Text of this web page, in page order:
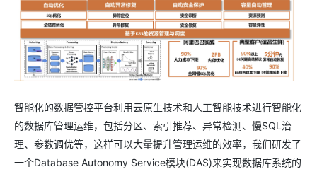
智能化的数据管控平台利用云原生技术和人工智能技术进行智能化
的数据库管理运维，包括分区、索引推荐、异常检测、慢SQL治
理、参数调优等，这样可以大量提升管理运维的效率，我们研发了
一个Database Autonomy Service模块(DAS)来实现数据库系统的